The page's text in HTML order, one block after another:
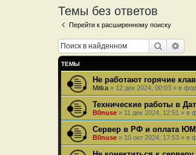
Темы без ответов
Перейти к расширенному поиску
Поиск
ТЕМЫ
Не работают горячие
Mitka » 12 дек 2024, 00:03 » в
Технические работы в
B0nuse » 11 дек 2024, 12:51 » в
Сервер в РФ и оплата
B0nuse » 10 окт 2024, 17:53 » в